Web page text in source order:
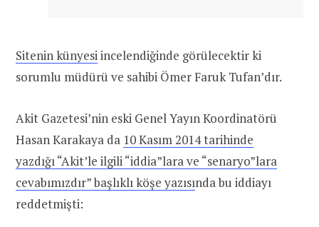
Sitenin künyesi incelendiğinde görülecektir ki
sorumlu müdürü ve sahibi Ömer Faruk Tufan’dır.
Akit Gazetesi’nin eski Genel Yayın Koordinatörü
Hasan Karakaya da 10 Kasım 2014 tarihinde
yazdığı “Akit’le ilgili “iddia”lara ve “senaryo”lara
cevabımızdır” başlıklı köşe yazısında bu iddiayı
reddetmişti: